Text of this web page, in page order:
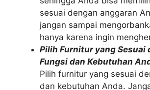
sesuai dengan anggaran
jangan sampai
hanya karena ingin
Pilih Furnitur yang Sesuai
Fungsi dan Kebutuhan
Pilih furnitur yang sesuai
dan kebutuhan Anda.